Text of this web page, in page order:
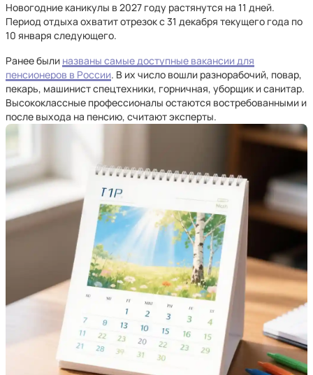
Новогодние каникулы в 2027 году растянутся на 11 дней.
Период отдыха охватит отрезок с 31 декабря текущего года по
10 января следующего.
Ранее были названы самые доступные вакансии для
пенсионеров в России. В их число вошли разнорабочий, повар,
пекарь, машинист спецтехники, горничная, уборщик и санитар.
Высококлассные профессионалы остаются востребованными и
после выхода на пенсию, считают эксперты.